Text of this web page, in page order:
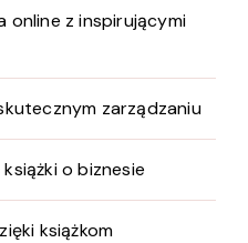
online z inspirującymi
zarządzaniu
o biznesie
książkom